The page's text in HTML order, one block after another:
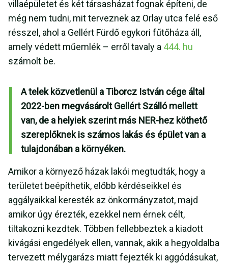
villaépületet és két társasházat fognak építeni, de
még nem tudni, mit terveznek az Orlay utca felé eső
résszel, ahol a Gellért Fürdő egykori fűtőháza áll,
amely védett műemlék – erről tavaly a 444. hu
számolt be.
A telek közvetlenül a Tiborcz István cége által
2022-ben megvásárolt Gellért Szálló mellett
van, de a helyiek szerint más NER-hez köthető
szereplőknek is számos lakás és épület van a
tulajdonában a környéken.
Amikor a környező házak lakói megtudták, hogy a
területet beépíthetik, előbb kérdéseikkel és
aggályaikkal keresték az önkormányzatot, majd
amikor úgy érezték, ezekkel nem érnek célt,
tiltakozni kezdtek. Többen fellebbeztek a kiadott
kivágási engedélyek ellen, vannak, akik a hegyoldalba
tervezett mélygarázs miatt fejezték ki aggódásukat,